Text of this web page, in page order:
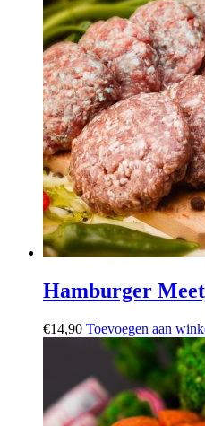
Hamburger
€14,90 Toevoegen aan